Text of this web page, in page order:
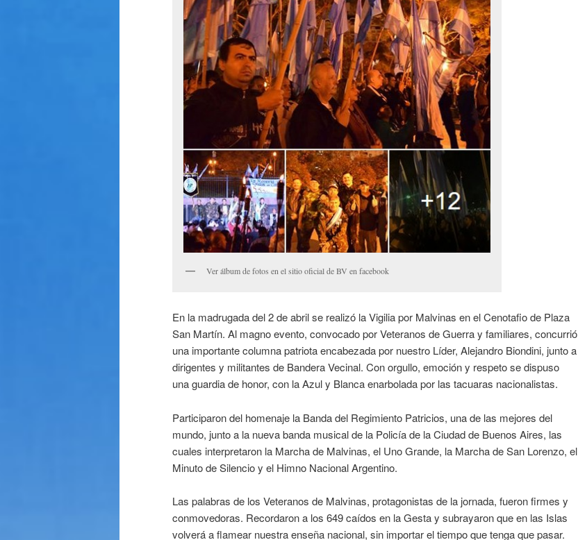
Ver álbum de fotos en el sitio oficial de BV en facebook
En la madrugada del 2 de abril se realizó la Vigilia por Malvinas en el Cenotafio de Plaza
San Martín. Al magno evento, convocado por Veteranos de Guerra y familiares, concurrió
una importante columna patriota encabezada por nuestro Líder, Alejandro Biondini, junto a
dirigentes y militantes de Bandera Vecinal. Con orgullo, emoción y respeto se dispuso
una guardia de honor, con la Azul y Blanca enarbolada por las tacuaras nacionalistas.
Participaron del homenaje la Banda del Regimiento Patricios, una de las mejores del
mundo, junto a la nueva banda musical de la Policía de la Ciudad de Buenos Aires, las
cuales interpretaron la Marcha de Malvinas, el Uno Grande, la Marcha de San Lorenzo, el
Minuto de Silencio y el Himno Nacional Argentino.
Las palabras de los Veteranos de Malvinas, protagonistas de la jornada, fueron firmes y
conmovedoras. Recordaron a los 649 caídos en la Gesta y subrayaron que en las Islas
volverá a flamear nuestra enseña nacional, sin importar el tiempo que tenga que pasar.